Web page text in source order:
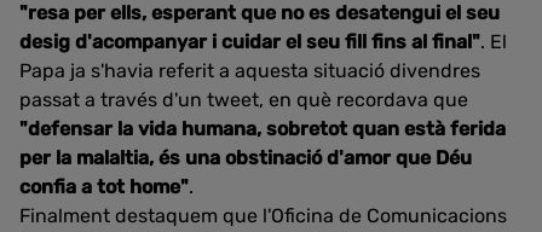
"resa per ells, esperant que no es desatengui el seu
desig d'acompanyar i cuidar el seu fill fins al final". El
Papa ja s'havia referit a aquesta situació divendres
passat a través d'un tweet, en què recordava que
"defensar la vida humana, sobretot quan està ferida
per la malaltia, és una obstinació d'amor que Déu
confia a tot home".
Finalment destaquem que l'Oficina de Comunicacions